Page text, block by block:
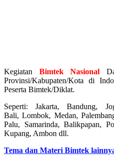
Kegiatan Bimtek Nasional
Provinsi/Kabupaten/Kota di
Peserta Bimtek/Diklat.
Seperti: Jakarta, Bandung,
Bali, Lombok, Medan,
Palu, Samarinda, Balikpapan,
Kupang, Ambon dll.
Tema dan Materi Bimtek